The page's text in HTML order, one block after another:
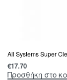
All Systems Super
€17.70
Προσθήκη στο